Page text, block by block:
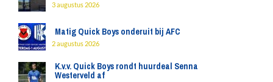
3 augustus 2026
Matig Quick Boys onderuit bij AFC
2 augustus 2026
K.v.v. Quick Boys rondt huurdeal Senna
Westerveld af